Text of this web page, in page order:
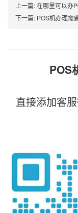
上一篇:在哪里可以办
下一篇: POS机办理需
POS
直接添加客服